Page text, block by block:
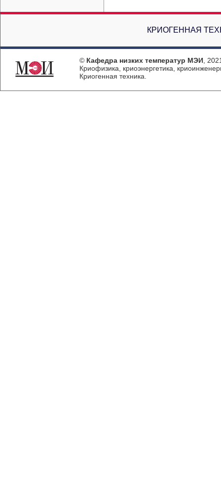
КРИОГЕННАЯ
© Кафедра низких температур МЭИ ,
Криофизика, криоэнергетика,
Криогенная техника.